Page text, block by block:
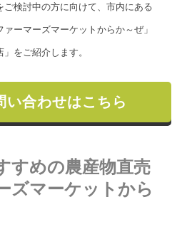
検討中の方に向けて、市内にある
ーマーズマーケットからか～ぜ」
をご紹介します。
い合わせはこちら
すめの農産物直売
ズマーケットから